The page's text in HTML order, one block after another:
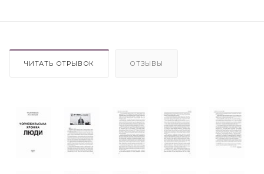
ЧИТАТЬ ОТРЫВОК ОТЗЫВЫ